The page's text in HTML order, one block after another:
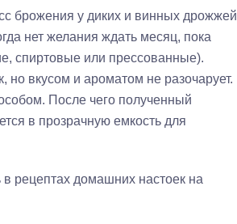
брожения у диких и винных дрожжей
нет желания ждать месяц, пока
спиртовые или прессованные).
но вкусом и ароматом не разочарует.
После чего полученный
в прозрачную емкость для
в рецептах домашних настоек на